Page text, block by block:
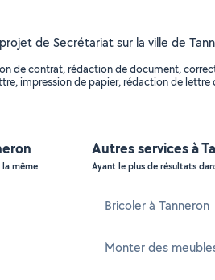
de Secrétariat sur la ville de
de contrat, rédaction de document,
impression de papier, rédaction de
même
Autres services à
Ayant le plus de résultats
Bricoler à Tanneron
Monter des